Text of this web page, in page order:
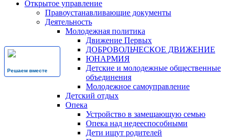
Решаем вместе
Открытое управление
Правоустанавливающие документы
Деятельность
Молодежная политика
Движение Первых
ДОБРОВОЛЬЧЕСКОЕ ДВИЖЕНИЕ
ЮНАРМИЯ
Детские и молодежные общественные
объединения
Молодежное самоуправление
Детский отдых
Опека
Устройство в замещающую семью
Опека над недееспособными
Дети ищут родителей